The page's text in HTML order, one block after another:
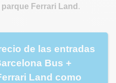
Ferrari Land .
de las entradas
Bus +
Land como